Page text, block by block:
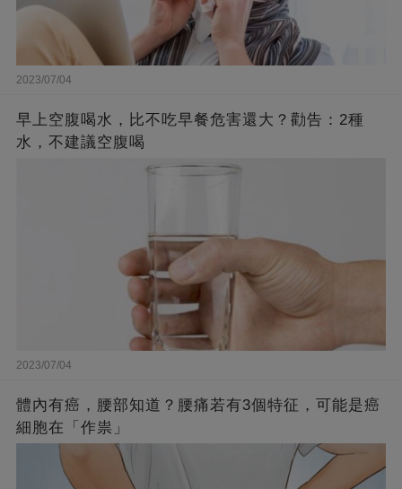
2023/07/04
早上空腹喝水，比不吃早餐危害還大？勸告：2種
水，不建議空腹喝
2023/07/04
體內有癌，腰部知道？腰痛若有3個特征，可能是癌
細胞在「作祟」